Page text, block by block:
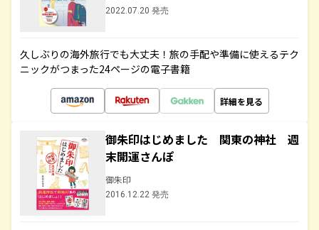
2022.07.20 発売
久しぶりの海外旅行でも大丈夫！旅の手配や準備に使えるテク
ニックがつまった24ページの電子書籍
詳細を見る
御朱印はじめました 関東の神社 週
末開運さんぽ
御朱印
2016.12.22 発売